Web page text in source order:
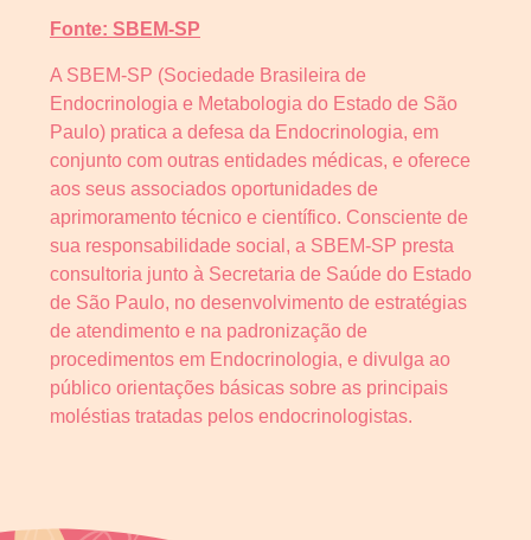
Fonte: SBEM-SP
A SBEM-SP (Sociedade Brasileira de
Endocrinologia e Metabologia do Estado de São
Paulo) pratica a defesa da Endocrinologia, em
conjunto com outras entidades médicas, e oferece
aos seus associados oportunidades de
aprimoramento técnico e científico. Consciente de
sua responsabilidade social, a SBEM-SP presta
consultoria junto à Secretaria de Saúde do Estado
de São Paulo, no desenvolvimento de estratégias
de atendimento e na padronização de
procedimentos em Endocrinologia, e divulga ao
público orientações básicas sobre as principais
moléstias tratadas pelos endocrinologistas.